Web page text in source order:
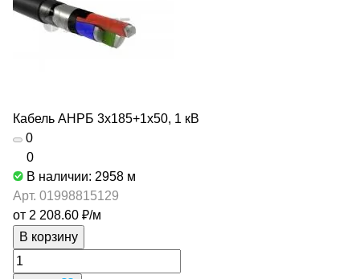
Кабель АНРБ 3х185+1х50, 1 кВ
0
0
В наличии: 2958 м
Арт. 01998815129
от 2 208.60 ₽/м
В корзину